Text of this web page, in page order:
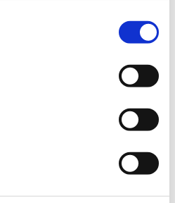
et Politique de Confidentialité.
OU REMBOURSÉ